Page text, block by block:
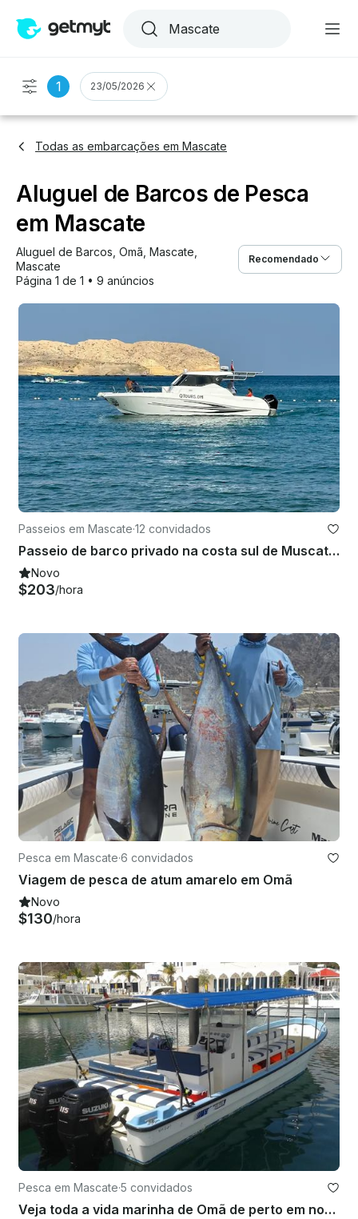
1 23/05/2026
Todas as embarcações em Mascate
Aluguel de Barcos de Pesca
em Mascate
Aluguel de Barcos Omã Mascate
Mascate
Página 1 de 1 • 9 anúncios
Recomendado
Passeios em Mascate·12 convidados
Passeio de barco privado na costa sul de Muscat e nas Ilhas Daymaniyat!
Novo
$203/hora
Pesca em Mascate·6 convidados
Viagem de pesca de atum amarelo em Omã
Novo
$130/hora
Pesca em Mascate·5 convidados
Veja toda a vida marinha de Omã de perto em nossa excursão de pesca